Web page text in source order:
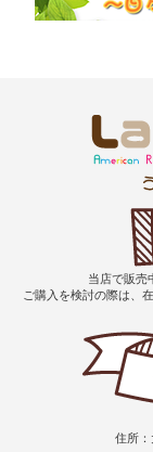
当店で販売
ご購入を検討の際は、
住所：